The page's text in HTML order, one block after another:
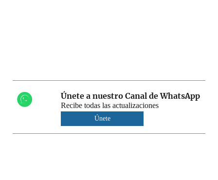
Únete a nuestro Canal de WhatsApp
Recibe todas las actualizaciones
Únete